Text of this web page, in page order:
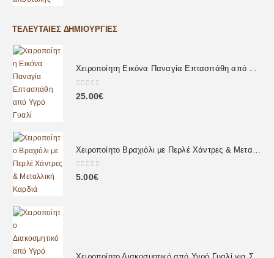
ΤΕΛΕΥΤΑΊΕΣ ΔΗΜΙΟΥΡΓΊΕΣ
Χειροποίητη Εικόνα Παναγία Επτασπάθη από Υγρό Γυαλί
0out of 5
25.00€
0 out of 5
5.00€